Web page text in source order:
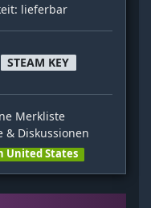
lieferbar
STEAM KEY
Merkliste
Diskussionen
United States